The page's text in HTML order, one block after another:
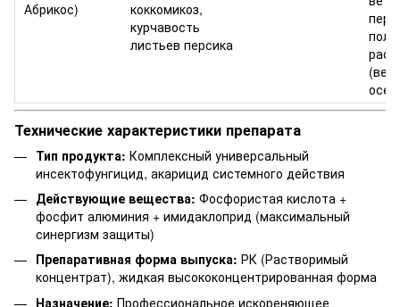
Абрикос)
коккомикоз,
курчавость
листьев персика
Технические характеристики препарата
Тип продукта: Комплексный универсальный
инсектофунгицид, акарицид системного действия
Действующие вещества: Фосфористая кислота +
фосфит алюминия + имидаклоприд (максимальный
синергизм защиты)
Препаративная форма выпуска: РК (Растворимый
концентрат), жидкая высококонцентрированная форма
Назначение: Профессиональное искореняющее